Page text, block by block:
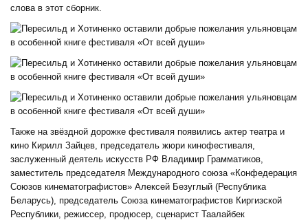
слова в этот сборник.
Также на звёздной дорожке фестиваля появились актер театра и
кино Кирилл Зайцев, председатель жюри кинофестиваля,
заслуженный деятель искусств РФ Владимир Грамматиков,
заместитель председателя Международного союза «Конфедерация
Союзов кинематографистов» Алексей Безуглый (Республика
Беларусь), председатель Союза кинематографистов Киргизской
Республики, режиссер, продюсер, сценарист Таалайбек